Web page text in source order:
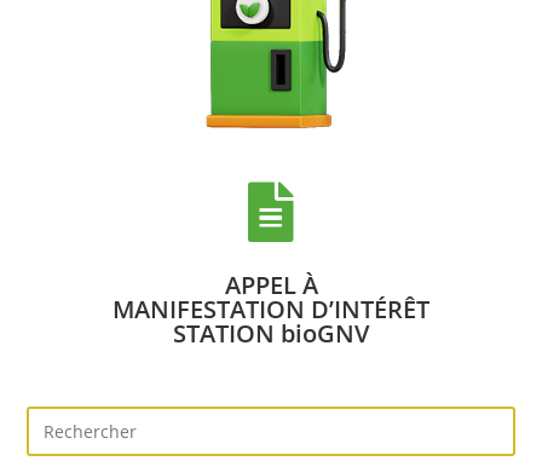
APPEL À
MANIFESTATION D’INTÉRÊT
STATION bioGNV